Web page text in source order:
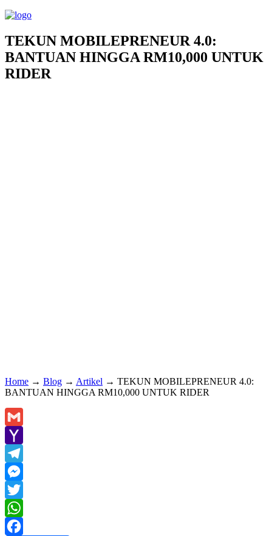
TEKUN MOBILEPRENEUR 4.0:
BANTUAN HINGGA RM10,000 UNTUK
RIDER
Home → Blog → Artikel → TEKUN MOBILEPRENEUR 4.0:
BANTUAN HINGGA RM10,000 UNTUK RIDER
Gmail
Yahoo
Mail
Telegram
Messenger
Twitter
WhatsApp